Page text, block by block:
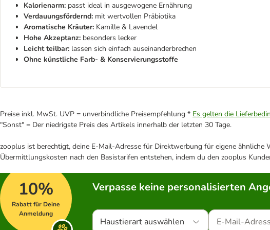
Kalorienarm: passt ideal in ausgewogene Ernährung
Verdauungsfördernd: mit wertvollen Präbiotika
Aromatische Kräuter: Kamille & Lavendel
Hohe Akzeptanz: besonders lecker
Leicht teilbar: lassen sich einfach auseinanderbrechen
Ohne künstliche Farb- & Konservierungsstoffe
Preise inkl. MwSt. UVP = unverbindliche Preisempfehlung * Es gelten die
"Sonst" = Der niedrigste Preis des Artikels innerhalb der letzten 30 Tage.
zooplus ist berechtigt, deine E-Mail-Adresse für Direktwerbung für eigene
Übermittlungskosten nach den Basistarifen entstehen, indem du den zooplus
10%
Rabatt für Deine
Anmeldung
Verpasse keine personalisierten
Haustierart auswählen